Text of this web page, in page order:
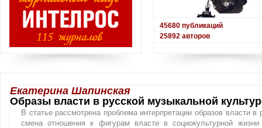
45680 публикаций
25892 авторов
Екатерина Шапинская
Образы власти в русской музыкальной
В статье рассмотрена проблема интерпретации образов власти
смена отношения к фигурам власти в социокультурной